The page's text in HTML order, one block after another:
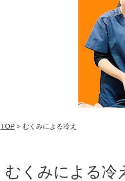
TOP > むくみによる冷え
むくみによる冷